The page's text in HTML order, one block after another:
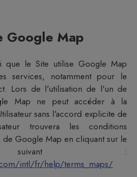
Google Map
que le Site utilise Google Map
services, notamment pour le
Lors de l'utilisation de l'un de
Map ne peut accéder à la
sans l'accord explicite de
trouvera les conditions
de Google Map en cliquant sur le
:
intl/fr/help/terms_maps/